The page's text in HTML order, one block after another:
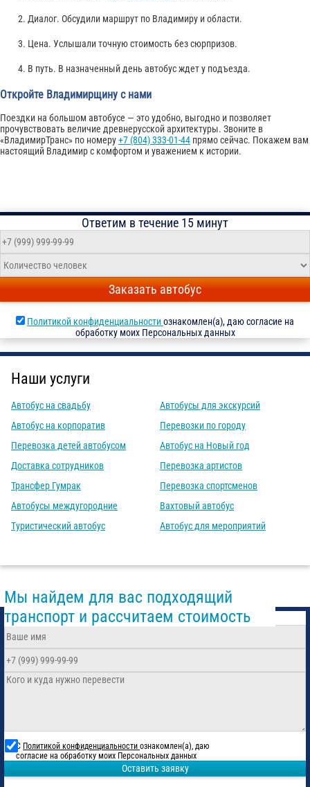
Диалог. Обсудили маршрут по Владимиру и области.
Цена. Услышали точную стоимость без сюрпризов.
В путь. В назначенный день автобус ждет у подъезда.
Откройте Владимирщину с нами
Поездки на большом автобусе — это удобно, выгодно и позволяет
прочувствовать величие древнерусской архитектуры. Звоните в
«ВладимирТранс» по номеру+7 (804) 333-01-44 прямо сейчас. Покажем вам
настоящий Владимир с комфортом и уважением к истории.
Ответим в течение 15 минут
Заказать автобус
Политикой конфиденциальностиознакомлен(а), даю согласие на
обработку моих Персональных данных
Наши услуги
Автобус на свадьбу
Автобус на корпоратив
Перевозка детей автобусом
Доставка сотрудников
Трансфер Гумрак
Автобусы междугородние
Туристический автобус
Автобусы для экскурсий
Перевозки по городу
Автобус на Новый год
Перевозка артистов
Перевозка спортсменов
Вахтовый автобус
Автобус для мероприятий
Мы найдем для вас подходящий
транспорт и рассчитаем стоимость
С Политикой конфиденциальности ознакомлен(а), даю
согласие на обработку моих Персональных данных
Оставить заявку